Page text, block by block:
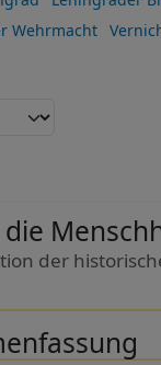
Wehrmacht
der